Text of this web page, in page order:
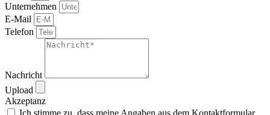
Unternehmen
E-Mail
Telefon
Nachricht
Upload
Akzeptanz